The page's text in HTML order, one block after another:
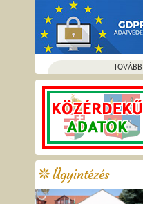
TOVÁBB
Ügyintézés